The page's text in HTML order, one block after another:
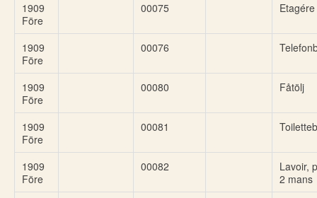
1909
Före
00075 Etagére
1909
Före
00076
1909
Före
00080 Fåtölj
1909
Före
00081
1909
Före
00082
Lavoir,
2 mans